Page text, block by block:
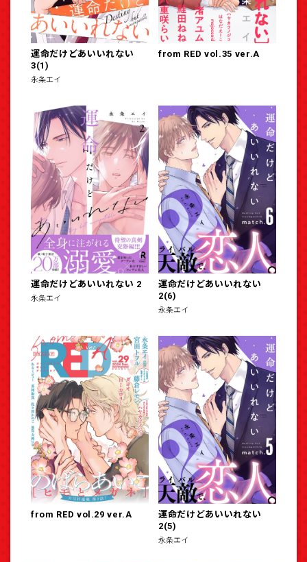
運命だけどあいいれない
3(1)
永条エイ
from RED vol.35 ver.A
運命だけどあいいれない 2
永条エイ
運命だけどあいいれない
2(6)
永条エイ
from RED vol.29 ver.A
運命だけどあいいれない
2(5)
永条エイ